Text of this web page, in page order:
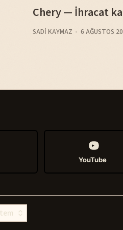
Chery — İhracat
SADI KAYMAZ 6 AĞUSTOS
YouTube